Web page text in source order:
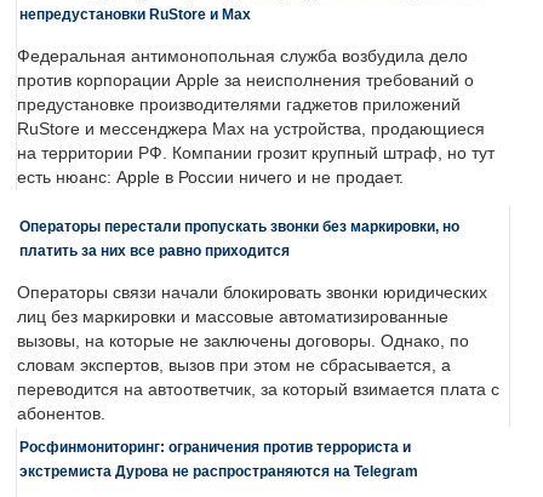
непредустановки RuStore и Max
Федеральная антимонопольная служба возбудила дело
против корпорации Apple за неисполнения требований о
предустановке производителями гаджетов приложений
RuStore и мессенджера Max на устройства, продающиеся
на территории РФ. Компании грозит крупный штраф, но тут
есть нюанс: Apple в России ничего и не продает.
Операторы перестали пропускать звонки без маркировки, но
платить за них все равно приходится
Операторы связи начали блокировать звонки юридических
лиц без маркировки и массовые автоматизированные
вызовы, на которые не заключены договоры. Однако, по
словам экспертов, вызов при этом не сбрасывается, а
переводится на автоответчик, за который взимается плата с
абонентов.
Росфинмониторинг: ограничения против террориста и
экстремиста Дурова не распространяются на Telegram